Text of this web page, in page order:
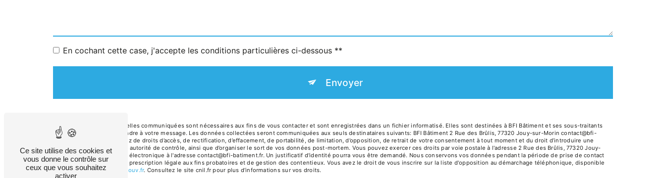
En cochant cette case, j'accepte les conditions particulières ci-dessous **
Envoyer
** Les données personnelles communiquées sont nécessaires aux fins de vous contacter et sont enregistrées dans un fichier informatisé. Elles sont destinées à BFI Bâtiment et ses sous-traitants
dans le seul but de répondre à votre message. Les données collectées seront communiquées aux seuls destinataires suivants: BFI Bâtiment 2 Rue des Brûlis, 77320 Jouy-sur-Morin contact@bfi-
batiment.fr. Vous disposez de droits d’accès, de rectification, d’effacement, de portabilité, de limitation, d’opposition, de retrait de votre consentement à tout moment et du droit d’introduire une
réclamation auprès d’une autorité de contrôle, ainsi que d’organiser le sort de vos données post-mortem. Vous pouvez exercer ces droits par voie postale à l'adresse 2 Rue des Brûlis, 77320 Jouy-
sur-Morin ou par courrier électronique à l'adresse contact@bfi-batiment.fr. Un justificatif d'identité pourra vous être demandé. Nous conservons vos données pendant la période de prise de contact
puis pendant la durée de prescription légale aux fins probatoires et de gestion des contentieux. Vous avez le droit de vous inscrire sur la liste d'opposition au démarchage téléphonique, disponible
à cette adresse:
Bloctel.gouv.fr. Consultez le site cnil.fr pour plus d’informations sur vos droits.
Ce site utilise des cookies et
vous donne le contrôle sur
ceux que vous souhaitez
activer